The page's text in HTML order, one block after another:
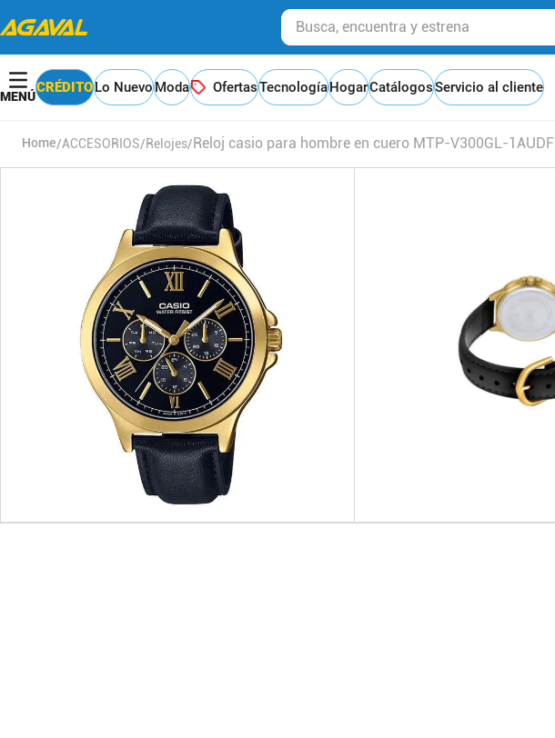
Busca, encuentra y estrena
CRÉDITOLo NuevoModa OfertasTecnologíaHogarCatálogosServicio al cliente
ACCESORIOS Relojes Reloj casio para hombre en cuero MTP-V300GL-1AUDF